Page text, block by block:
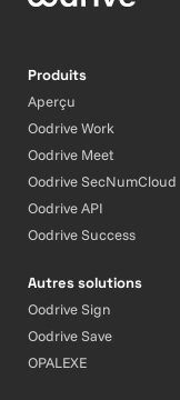
Produits
Aperçu
Oodrive Work
Oodrive Meet
Oodrive SecNumCloud
Oodrive API
Oodrive Success
Autres solutions
Oodrive Sign
Oodrive Save
OPALEXE